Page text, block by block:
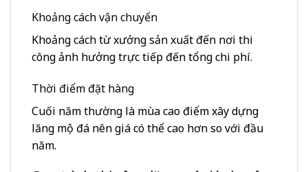
Khoảng cách vận chuyển
Khoảng cách từ xưởng sản xuất đến nơi thi
công ảnh hưởng trực tiếp đến tổng chi phí.
Thời điểm đặt hàng
Cuối năm thường là mùa cao điểm xây dựng
lăng mộ đá nên giá có thể cao hơn so với đầu
năm.